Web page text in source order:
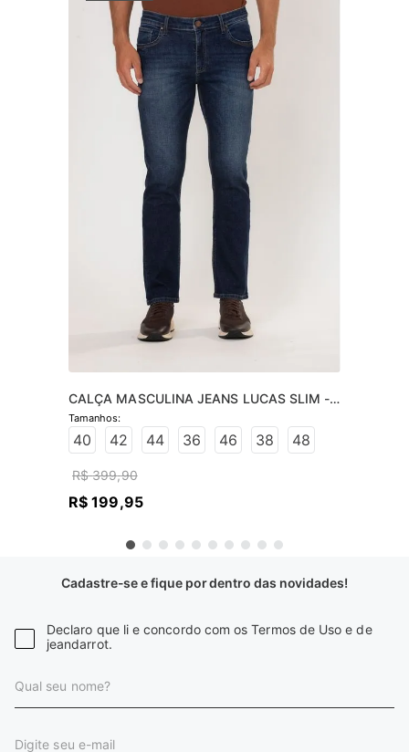
CALÇA MASCULINA JEANS LUCAS SLIM -
JEANS ESCURO
40 42 44 36 46 38 48
R$ 399,90
R$ 199,95
Cadastre-se e fique por dentro das novidades!
Declaro que li e concordo com os Termos de Uso e de
jeandarrot.